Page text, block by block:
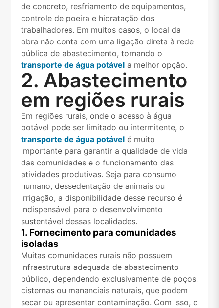
de concreto, resfriamento de equipamentos,
controle de poeira e hidratação dos
trabalhadores. Em muitos casos, o local da
obra não conta com uma ligação direta à rede
pública de abastecimento, tornando o
transporte de água potávela melhor opçâo.
2. Abastecimento
em regiões rurais
Em regiões rurais, onde o acesso à água
potável pode ser limitado ou intermitente, o
transporte de água potávelé muito
importante para garantir a qualidade de vida
das comunidades e o funcionamento das
atividades produtivas. Seja para consumo
humano, dessedentação de animais ou
irrigação, a disponibilidade desse recurso é
indispensável para o desenvolvimento
sustentável dessas localidades.
1. Fornecimento para comunidades
isoladas
Muitas comunidades rurais não possuem
infraestrutura adequada de abastecimento
público, dependendo exclusivamente de poços,
cisternas ou mananciais naturais, que podem
secar ou apresentar contaminação. Com isso, o